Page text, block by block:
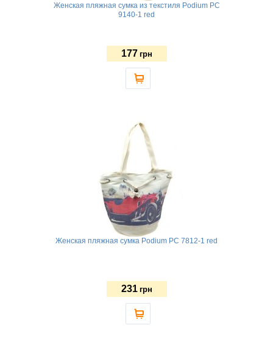
Женская пляжная сумка из текстиля Podium PC
9140-1 red
177 грн
Женская пляжная сумка Podium PC 7812-1 red
231 грн